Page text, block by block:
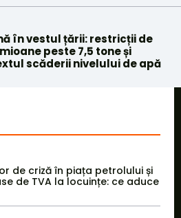
în vestul țării: restricții de
peste 7,5 tone și
scăderii nivelului de apă
de criză în piața petrolului și
de TVA la locuințe: ce aduce